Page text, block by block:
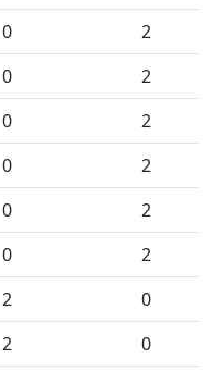
0
2
0
2
0
2
0
2
0
2
0
2
2
0
2
0